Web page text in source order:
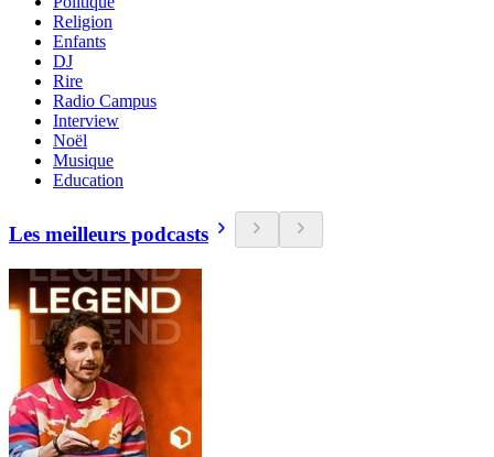
Religion
Enfants
DJ
Rire
Radio Campus
Interview
Noël
Musique
Education
Les meilleurs podcasts